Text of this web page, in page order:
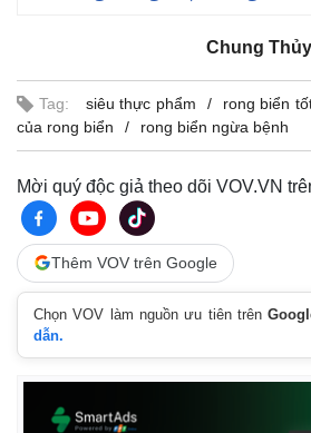
Chung
Tag: siêu thực phẩm rong biển
của rong biển
rong biển ngừa bệnh
Mời quý độc giả theo dõi VOV.VN
Thêm VOV trên Google
Chọn VOV làm nguồn ưu tiên trên
dẫn.